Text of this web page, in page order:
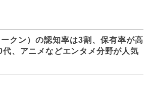
クン）の認知率は3割、保有率が高
、アニメなどエンタメ分野が人気